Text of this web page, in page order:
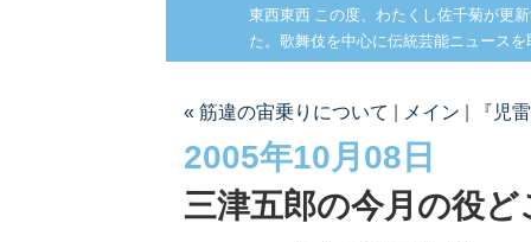
東西東西 この度、わたくし佐千菊が更
た。歌舞伎を中心に伝統芸能ニュース
« 筋違の宙乗りについて メイン 『児
2005年10月08日
三津五郎の今月の役ど